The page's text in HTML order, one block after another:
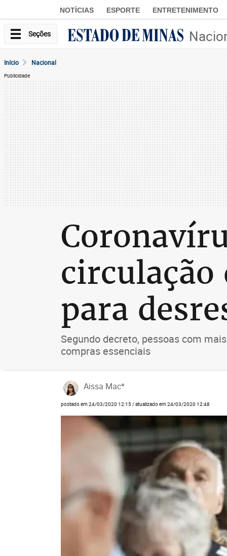
NOTÍCIAS ESPORTE ENTRETENIMENTO
Seções
Início Nacional
Publicidade
circulação
para
Segundo decreto, pessoas com
compras essenciais
Aissa Mac*
postado em 24/03/2020 12:15 / atualizado em 24/03/2020 12:48